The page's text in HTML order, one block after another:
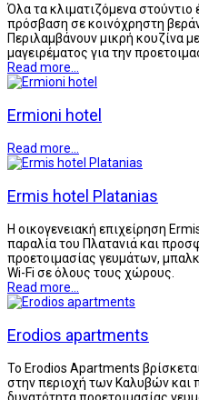
Όλα τα κλιματιζόμενα στούντιο
πρόσβαση σε κοινόχρηστη
Περιλαμβάνουν μικρή κουζίνα
μαγειρέματος για την
Read more...
Ermioni hotel
Read more...
Ermis hotel Platanias
Η οικογενειακή επιχείρηση
παραλία του Πλατανιά και
προετοιμασίας γευμάτων,
Wi-Fi σε όλους τους χώρους.
Read more...
Erodios apartments
Το Erodios Apartments
στην περιοχή των Καλυβών και
δυνατότητα προετοιμασίας